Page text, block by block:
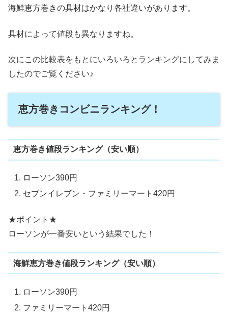
海鮮恵方巻きの具材はかなり各社違いがあります。
具材によって値段も異なりますね。
次にこの比較表をもとにいろいろとランキングにしてみま
したのでご覧ください♪
恵方巻きコンビニランキング！
恵方巻き値段ランキング（安い順）
ローソン390円
セブンイレブン・ファミリーマート420円
★ポイント★
ローソンが一番安いという結果でした！
海鮮恵方巻き値段ランキング（安い順）
ローソン390円
ファミリーマート420円